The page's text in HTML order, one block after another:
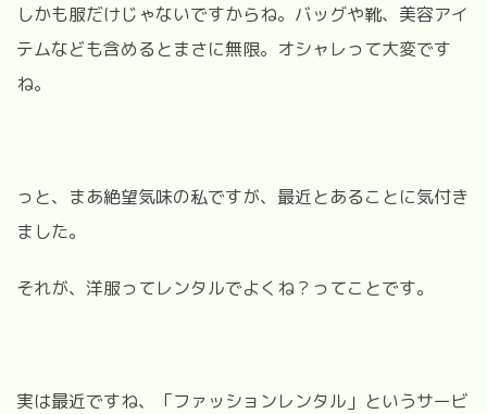
しかも服だけじゃないですからね。バッグや靴、美容アイ
テムなども含めるとまさに無限。オシャレって大変です
ね。
っと、まあ絶望気味の私ですが、最近とあることに気付き
ました。
それが、洋服ってレンタルでよくね？ってことです。
実は最近ですね、「ファッションレンタル」というサービ